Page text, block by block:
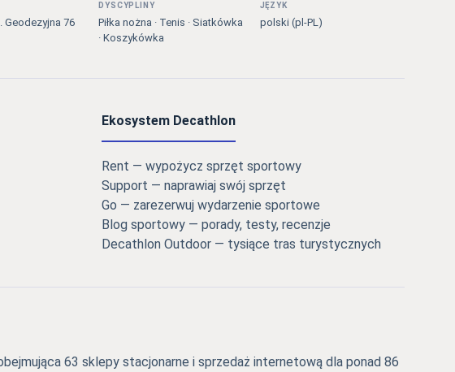
Geodezyjna 76
DYSCYPLINY
Piłka nożna · Tenis · Siatkówka
· Koszykówka
JĘZYK
polski (pl-PL)
Ekosystem Decathlon
Rent — wypożycz sprzęt sportowy
Support — naprawiaj swój sprzęt
Go — zarezerwuj wydarzenie sportowe
Blog sportowy — porady, testy, recenzje
Decathlon Outdoor — tysiące tras turystycznych
63 sklepy stacjonarne i sprzedaż internetową dla ponad 86